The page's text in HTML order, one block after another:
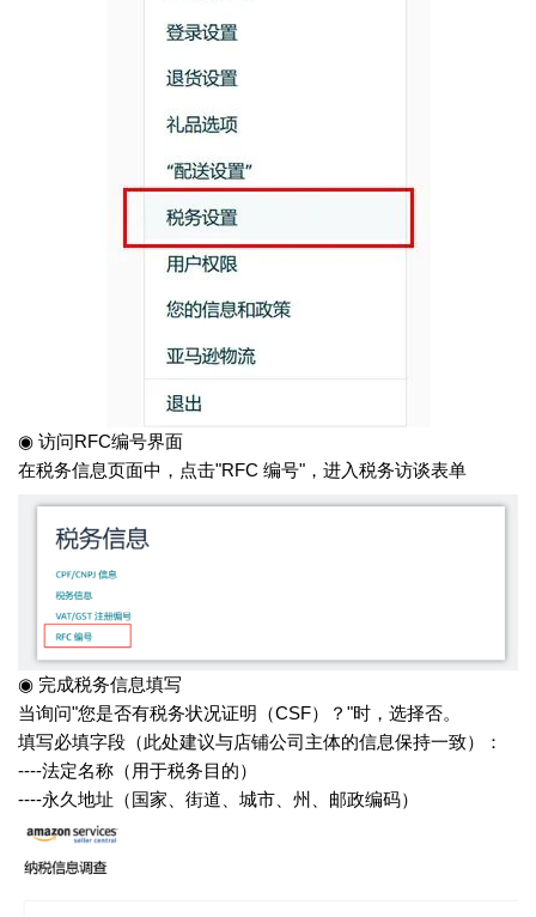
◉ 访问RFC编号界面
在税务信息页面中，点击"RFC 编号"，进入税务访谈表单
◉ 完成税务信息填写
当询问"您是否有税务状况证明（CSF）？"时，选择否。
填写必填字段（此处建议与店铺公司主体的信息保持一致）：
----法定名称（用于税务目的）
----永久地址（国家、街道、城市、州、邮政编码）